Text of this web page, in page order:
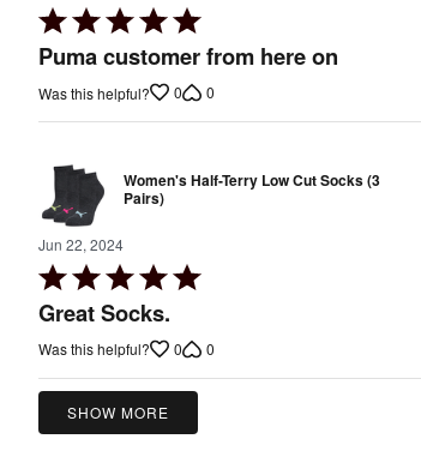
Rated
5
of
Puma customer from here on
Was this helpful? 0 0
Women's Half-Terry Low Cut Socks (3
Pairs)
Jun 22, 2024
Rated
5
of
5
Great Socks.
Was this helpful? 0 0
SHOW MORE